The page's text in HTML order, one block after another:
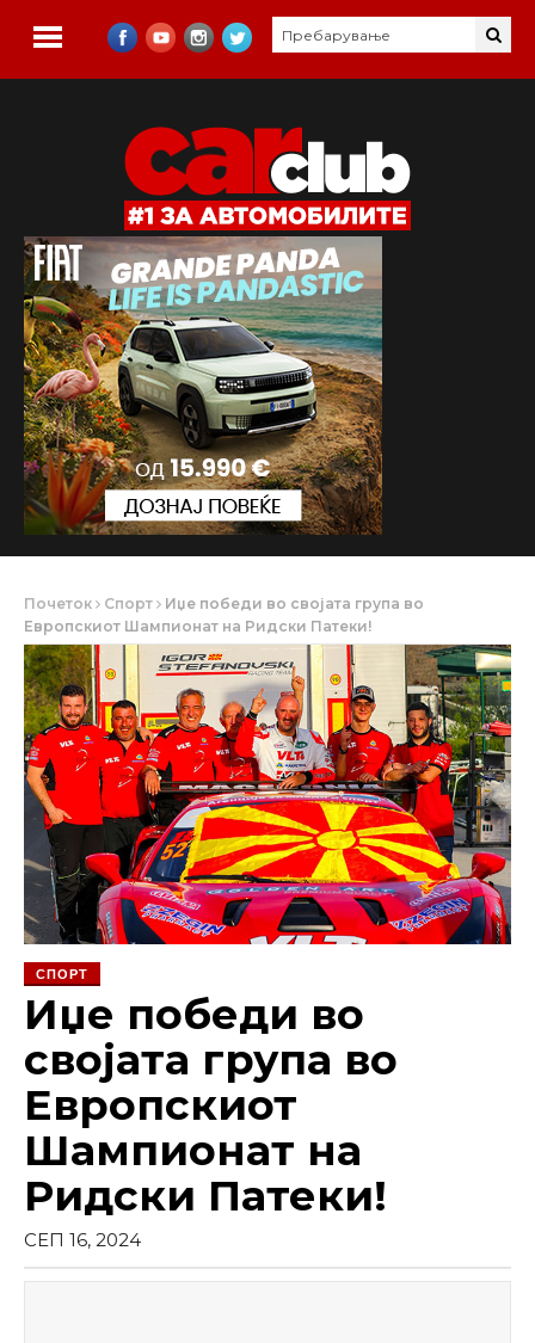
Почеток Спорт
Иџе победи во својата група во
Европскиот Шампионат на Ридски Патеки!
СПОРТ
Иџе победи во
својата група во
Европскиот
Шампионат на
Ридски Патеки!
СЕП 16, 2024